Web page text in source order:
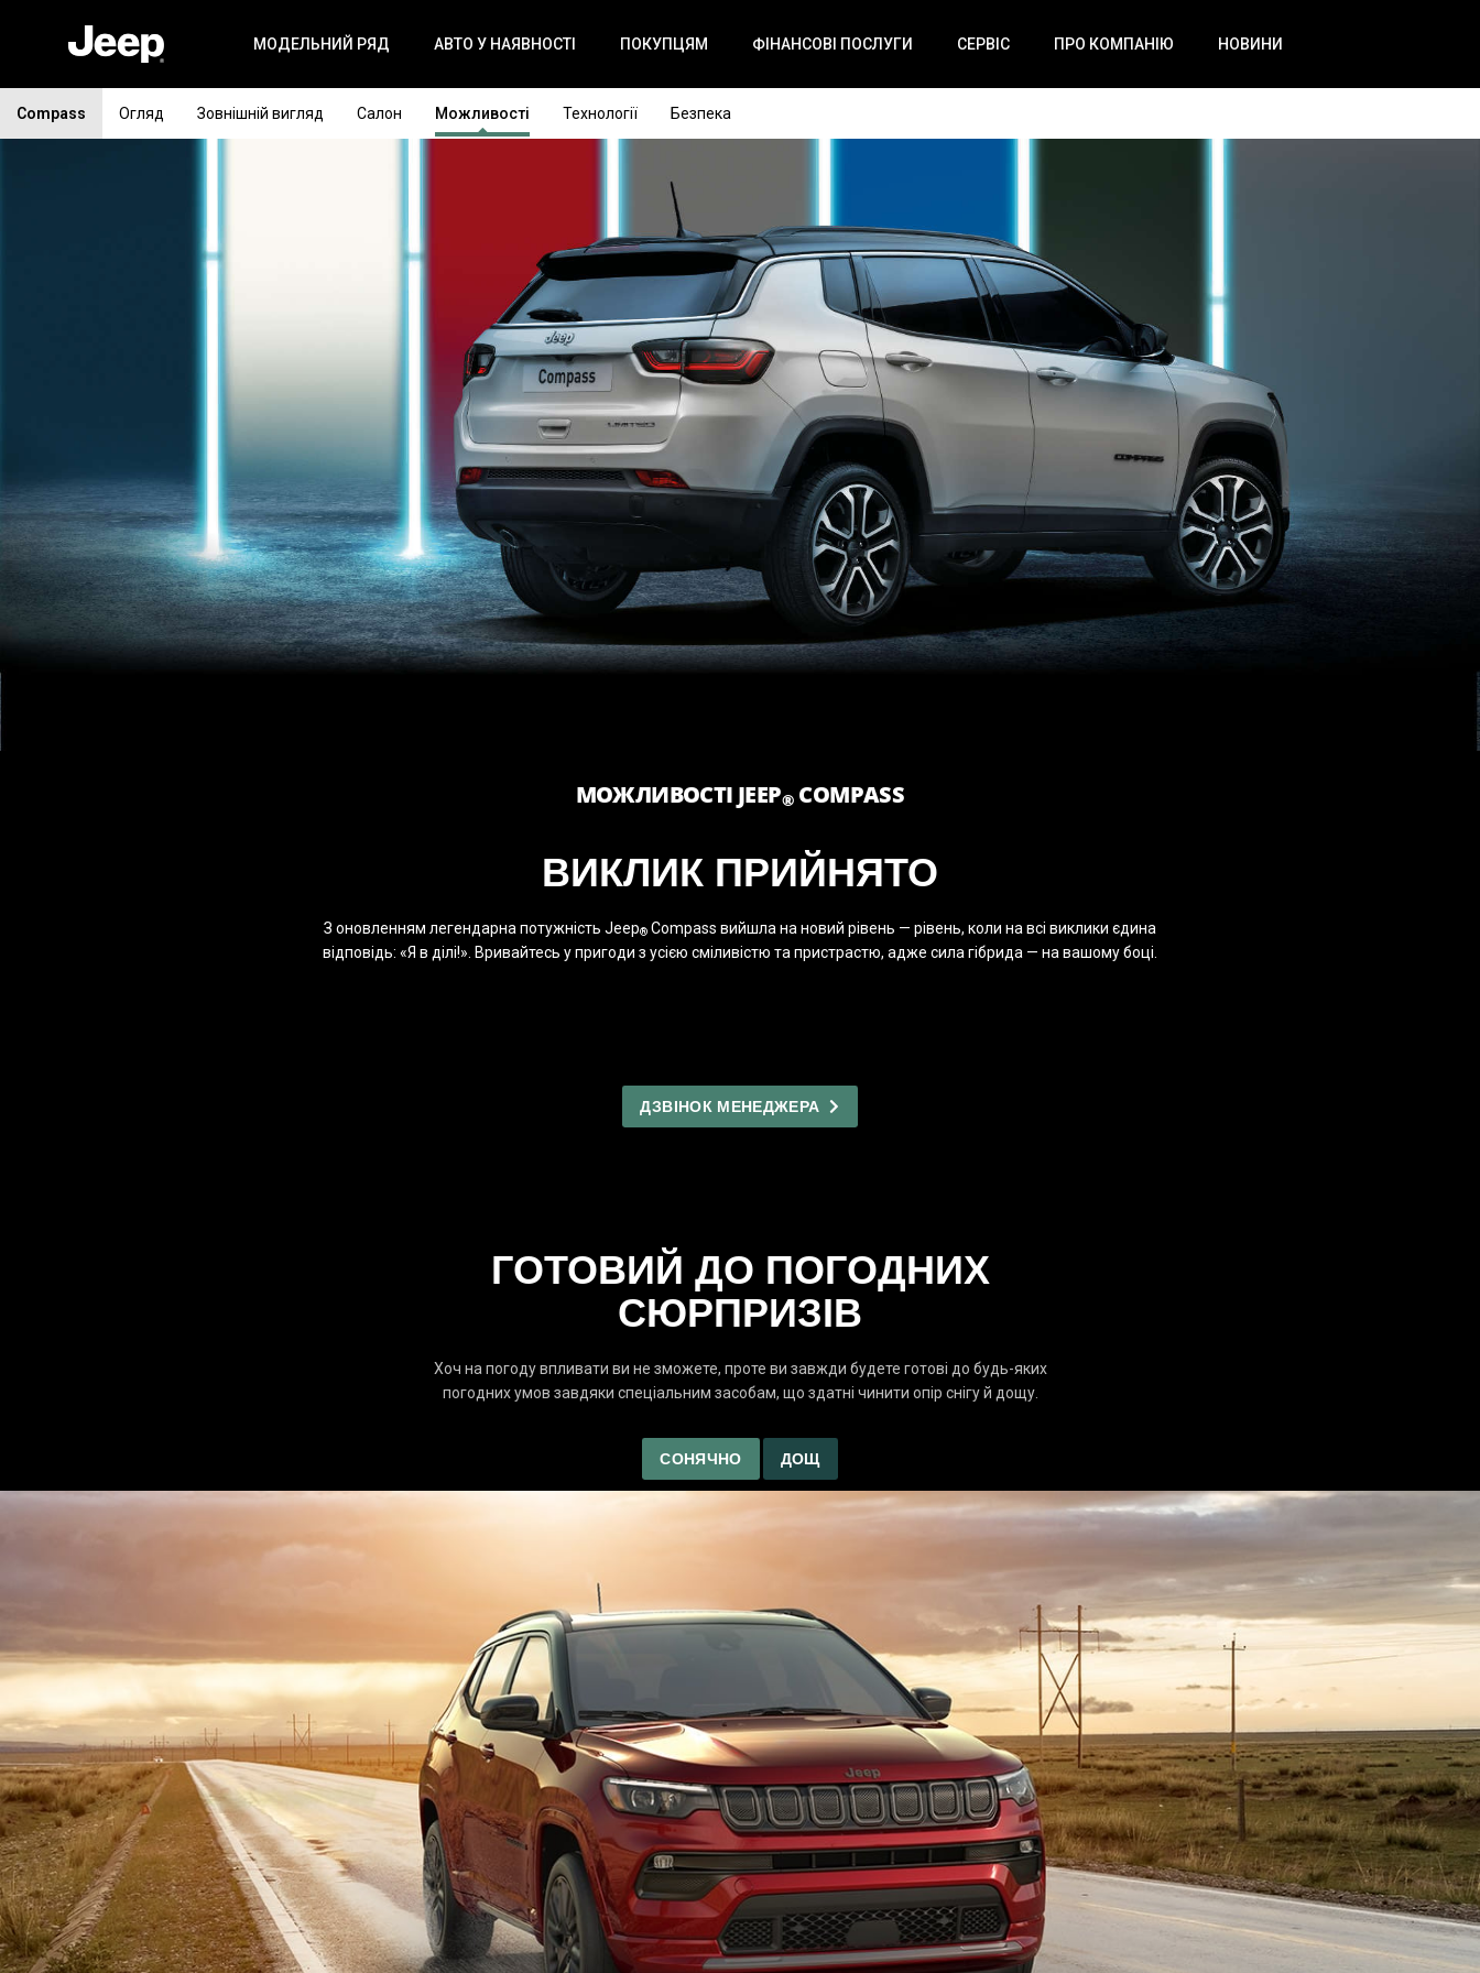
МОДЕЛЬНИЙ РЯД АВТО У НАЯВНОСТІ ПОКУПЦЯМ ФІНАНСОВІ ПОСЛУГИ СЕРВІС ПРО КОМПАНІЮ НОВИНИ
Compass Огляд Зовнішній вигляд Салон Можливості Технології Безпека
МОЖЛИВОСТІ JEEP® COMPASS
ВИКЛИК ПРИЙНЯТО
З оновленням легендарна потужність Jeep® Compass вийшла на новий рівень — рівень, коли на всі виклики єдина
відповідь: «Я в ділі!». Вривайтесь у пригоди з усією сміливістю та пристрастю, адже сила гібрида — на вашому боці.
ДЗВІНОК МЕНЕДЖЕРА
ГОТОВИЙ ДО ПОГОДНИХ
СЮРПРИЗІВ
Хоч на погоду впливати ви не зможете, проте ви завжди будете готові до будь-яких
погодних умов завдяки спеціальним засобам, що здатні чинити опір снігу й дощу.
СОНЯЧНО ДОЩ